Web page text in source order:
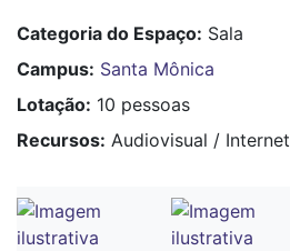
Categoria do Espaço Sala
Campus Santa Mônica
Lotação 10 pessoas
Recursos Audiovisual Internet